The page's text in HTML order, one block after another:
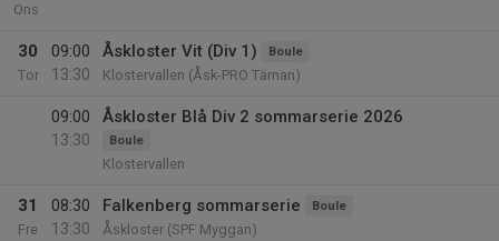
Ons
30
Tor
09:00
13:30
Åskloster Vit (Div 1) Boule
Klostervallen (Åsk-PRO Tärnan)
09:00
13:30
Åskloster Blå Div 2 sommarserie 2026
Boule
Klostervallen
31
Fre
08:30
13:30
Falkenberg sommarserie Boule
Åskloster (SPF Myggan)